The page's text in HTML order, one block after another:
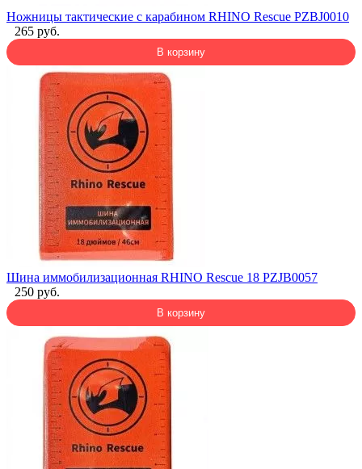
Ножницы тактические с карабином RHINO Rescue PZBJ0010
265 руб.
В корзину
Шина иммобилизационная RHINO Rescue 18 PZJB0057
250 руб.
В корзину